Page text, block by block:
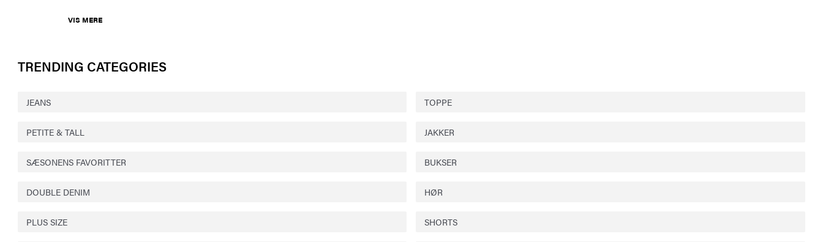
VIS MERE
TRENDING CATEGORIES
JEANS TOPPE
PETITE & TALL JAKKER
SÆSONENS FAVORITTER BUKSER
DOUBLE DENIM HØR
PLUS SIZE SHORTS